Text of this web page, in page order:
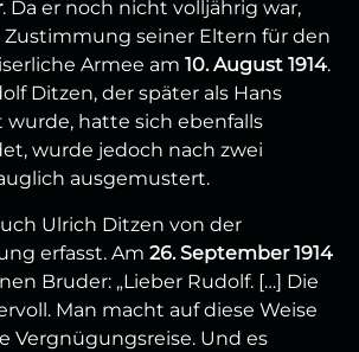
. Da er noch nicht volljährig war,
seiner Eltern für den
Armee am 10. August 1914.
Ditzen, der später als Hans
wurde, hatte sich ebenfalls
wurde jedoch nach zwei
ausgemustert.
Ulrich Ditzen von der
erfasst. Am 26. September 1914
Bruder: „Lieber Rudolf. […] Die
Man macht auf diese Weise
Vergnügungsreise. Und es